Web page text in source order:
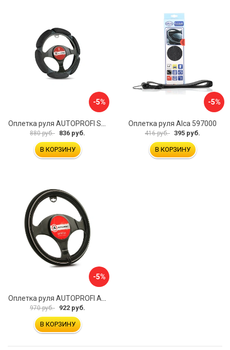
-5%
880 руб. 836 руб.
В КОРЗИНУ
-5%
Оплетка руля Alca 597000
416 руб. 395 руб.
В КОРЗИНУ
-5%
970 руб. 922 руб.
В КОРЗИНУ